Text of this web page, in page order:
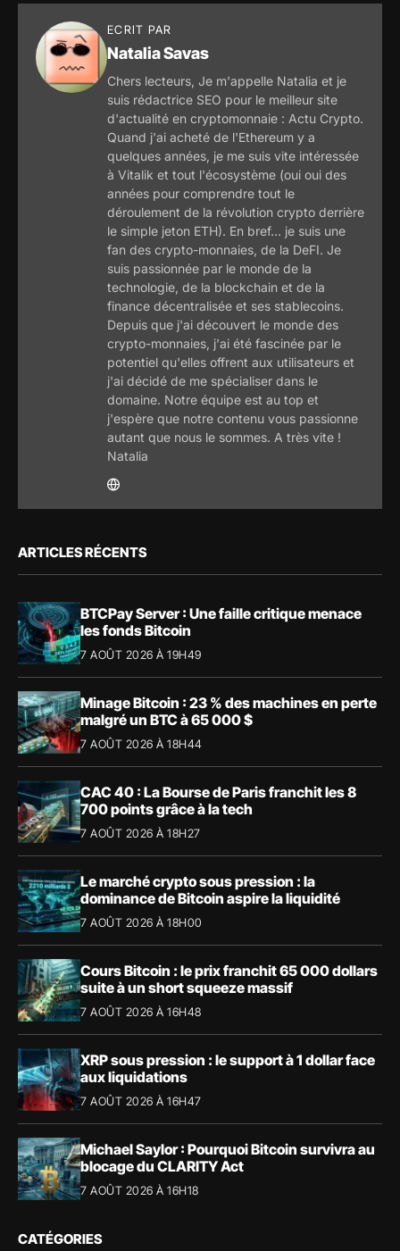
ECRIT PAR
Natalia Savas
Chers lecteurs, Je m'appelle Natalia et je
suis rédactrice SEO pour le meilleur site
d'actualité en cryptomonnaie : Actu Crypto.
Quand j'ai acheté de l'Ethereum y a
quelques années, je me suis vite intéressée
à Vitalik et tout l'écosystème (oui oui des
années pour comprendre tout le
déroulement de la révolution crypto derrière
le simple jeton ETH). En bref... je suis une
fan des crypto-monnaies, de la DeFI. Je
suis passionnée par le monde de la
technologie, de la blockchain et de la
finance décentralisée et ses stablecoins.
Depuis que j'ai découvert le monde des
crypto-monnaies, j'ai été fascinée par le
potentiel qu'elles offrent aux utilisateurs et
j'ai décidé de me spécialiser dans le
domaine. Notre équipe est au top et
j'espère que notre contenu vous passionne
autant que nous le sommes. A très vite !
Natalia
ARTICLES RÉCENTS
BTCPay Server : Une faille critique menace
les fonds Bitcoin
7 AOÛT 2026 À 19H49
Minage Bitcoin : 23 % des machines en perte
malgré un BTC à 65 000 $
7 AOÛT 2026 À 18H44
CAC 40 : La Bourse de Paris franchit les 8
700 points grâce à la tech
7 AOÛT 2026 À 18H27
Le marché crypto sous pression : la
dominance de Bitcoin aspire la liquidité
7 AOÛT 2026 À 18H00
Cours Bitcoin : le prix franchit 65 000 dollars
suite à un short squeeze massif
7 AOÛT 2026 À 16H48
XRP sous pression : le support à 1 dollar face
aux liquidations
7 AOÛT 2026 À 16H47
Michael Saylor : Pourquoi Bitcoin survivra au
blocage du CLARITY Act
7 AOÛT 2026 À 16H18
CATÉGORIES